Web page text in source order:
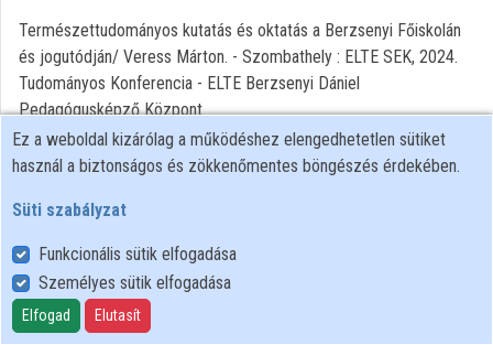
Természettudományos kutatás és oktatás a Berzsenyi Főiskolán
és jogutódján/ Veress Márton. - Szombathely : ELTE SEK, 2024.
Tudományos Konferencia - ELTE Berzsenyi Dániel
Pedagógusképző Központ
Felhasználói szabályzat
Adatkezelési tájékoztató
Süti szabályzat
Ez a weboldal kizárólag a működéshez elengedhetetlen sütiket
használ a biztonságos és zökkenőmentes böngészés érdekében.
Süti szabályzat
Funkcionális sütik elfogadása
Személyes sütik elfogadása
Elfogad Elutasít